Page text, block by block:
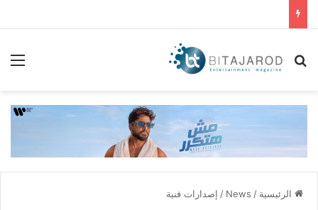
بحث عن
الرئيسية /
News
/ إصدارات فنية